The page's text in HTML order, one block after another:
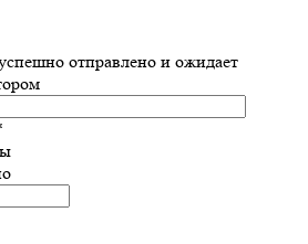
отправлено и ожидает